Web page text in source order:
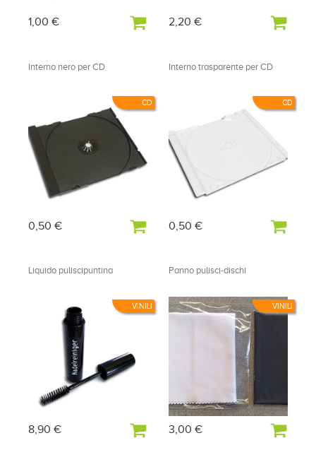
1,00 € 2,20 €
CD
Interno nero per CD
0,50 €
CD
Interno trasparente per CD
0,50 €
VINILI
Liquido puliscipuntina
8,90 €
VINILI
Panno pulisci-dischi
3,00 €